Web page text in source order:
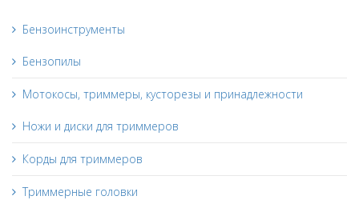
Бензоинструменты
Бензопилы
Мотокосы, триммеры, кусторезы и принадлежности
Ножи и диски для триммеров
Корды для триммеров
Триммерные головки